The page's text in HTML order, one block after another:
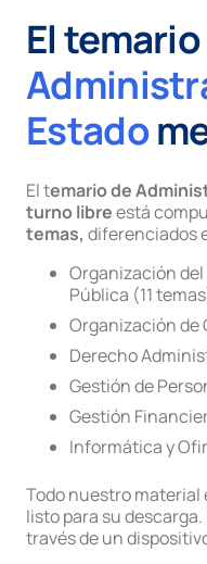
El
Estado
El temario de
turno libreestá
temas, diferenciados
Organización
Pública (11
Organización de
Derecho
Gestión de
Gestión
Informática y
Todo nuestro
listo para su
través de un